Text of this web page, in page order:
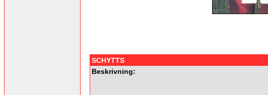
SCHYTTS
Beskrivning: